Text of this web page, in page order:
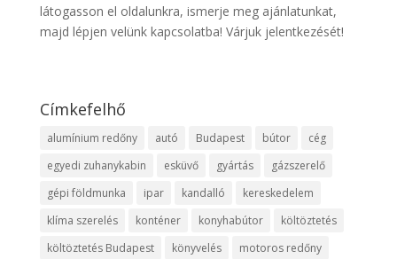
látogasson el oldalunkra, ismerje meg ajánlatunkat,
majd lépjen velünk kapcsolatba! Várjuk jelentkezését!
Címkefelhő
alumínium redőny autó Budapest bútor
cég
egyedi zuhanykabin
esküvő gyártás
gázszerelő
gépi földmunka
ipar kandalló
kereskedelem
klíma szerelés
konténer konyhabútor
költöztetés
költöztetés Budapest
könyvelés motoros redőny